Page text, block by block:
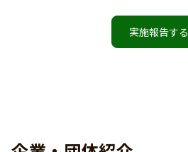
実施報告する